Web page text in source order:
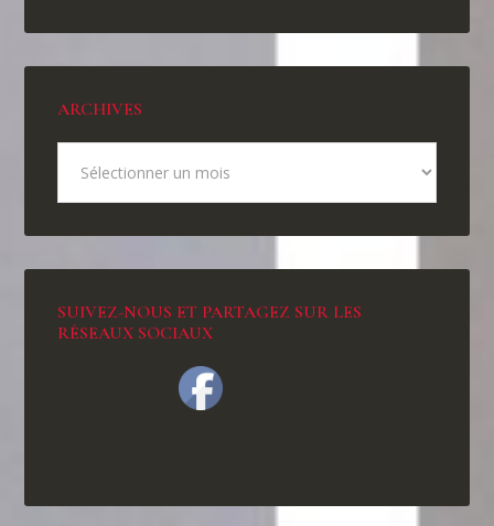
ARCHIVES
SUIVEZ-NOUS ET PARTAGEZ SUR LES
RÉSEAUX SOCIAUX